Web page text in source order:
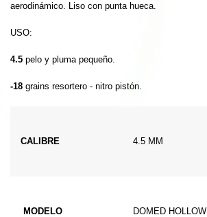
aerodinámico. Liso con punta hueca.
USO:
4.5 pelo y pluma pequeño.
-18 grains resortero - nitro pistón.
CALIBRE 4.5 MM
MODELO DOMED HOLLOW